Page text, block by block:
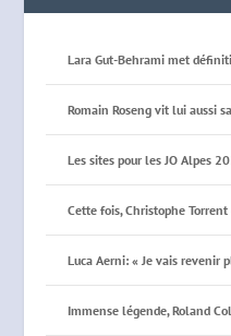
Lara Gut-Behrami met
Romain Roseng vit lui aussi
Les sites pour les JO Alpes
Cette fois, Christophe
Luca Aerni: « Je vais revenir
Immense légende, Roland